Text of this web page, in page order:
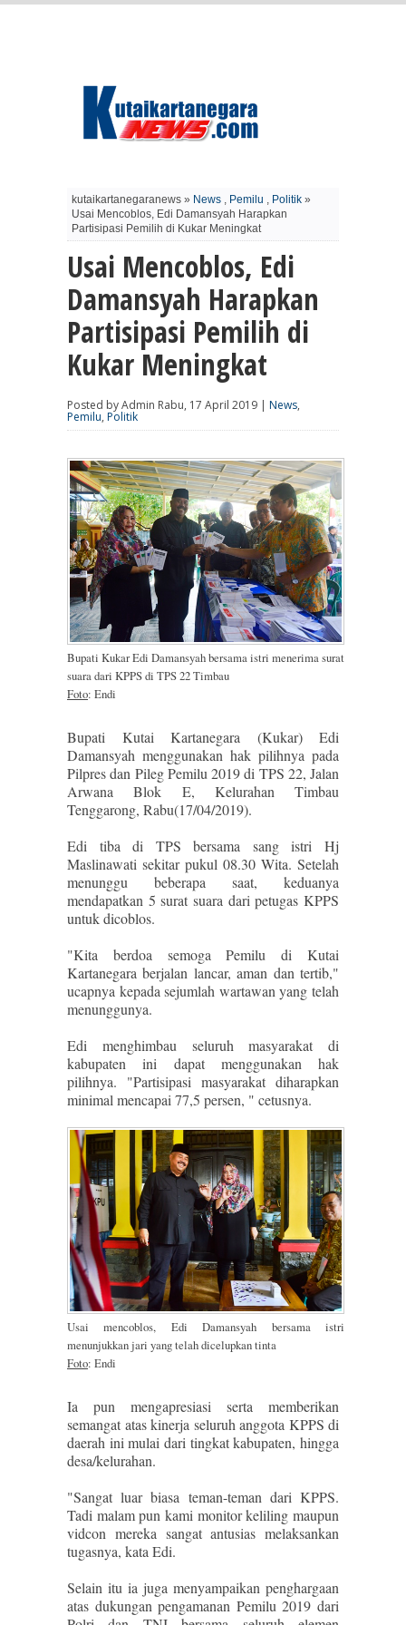
kutaikartanegaranews » News , Pemilu , Politik »
Usai Mencoblos, Edi Damansyah Harapkan
Partisipasi Pemilih di Kukar Meningkat
Usai Mencoblos, Edi
Damansyah Harapkan
Partisipasi Pemilih di
Kukar Meningkat
Posted by Admin Rabu, 17 April 2019 | News,
Pemilu, Politik
Bupati Kukar Edi Damansyah bersama istri menerima surat
suara dari KPPS di TPS 22 Timbau
Foto: Endi
Bupati Kutai Kartanegara (Kukar) Edi
Damansyah menggunakan hak pilihnya pada
Pilpres dan Pileg Pemilu 2019 di TPS 22, Jalan
Arwana Blok E, Kelurahan Timbau
Tenggarong, Rabu(17/04/2019).
Edi tiba di TPS bersama sang istri Hj
Maslinawati sekitar pukul 08.30 Wita. Setelah
menunggu beberapa saat, keduanya
mendapatkan 5 surat suara dari petugas KPPS
untuk dicoblos.
"Kita berdoa semoga Pemilu di Kutai
Kartanegara berjalan lancar, aman dan tertib,"
ucapnya kepada sejumlah wartawan yang telah
menunggunya.
Edi menghimbau seluruh masyarakat di
kabupaten ini dapat menggunakan hak
pilihnya. "Partisipasi masyarakat diharapkan
minimal mencapai 77,5 persen, " cetusnya.
Usai mencoblos, Edi Damansyah bersama istri
menunjukkan jari yang telah dicelupkan tinta
Foto: Endi
Ia pun mengapresiasi serta memberikan
semangat atas kinerja seluruh anggota KPPS di
daerah ini mulai dari tingkat kabupaten, hingga
desa/kelurahan.
"Sangat luar biasa teman-teman dari KPPS.
Tadi malam pun kami monitor keliling maupun
vidcon mereka sangat antusias melaksankan
tugasnya, kata Edi.
Selain itu ia juga menyampaikan penghargaan
atas dukungan pengamanan Pemilu 2019 dari